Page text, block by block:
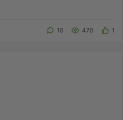
10 470 1